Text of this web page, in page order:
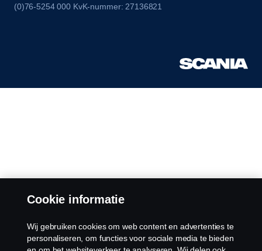
(0)76-5254 000 KvK-nummer: 27136821
Cookie informatie
Wij gebruiken cookies om web content en advertenties te
personaliseren, om functies voor sociale media te bieden